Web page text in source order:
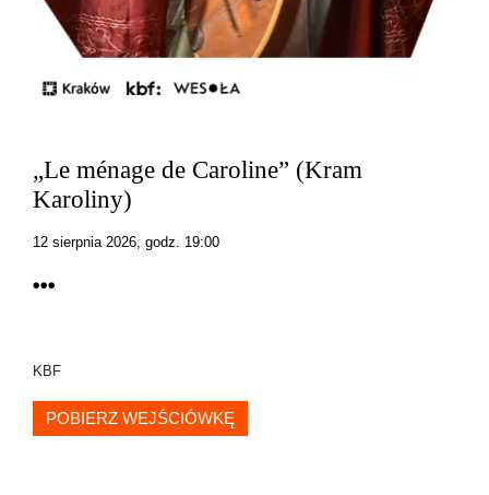
„Le ménage de Caroline” (Kram
Karoliny)
12 sierpnia 2026, godz. 19:00
KBF
POBIERZ WEJŚCIÓWKĘ